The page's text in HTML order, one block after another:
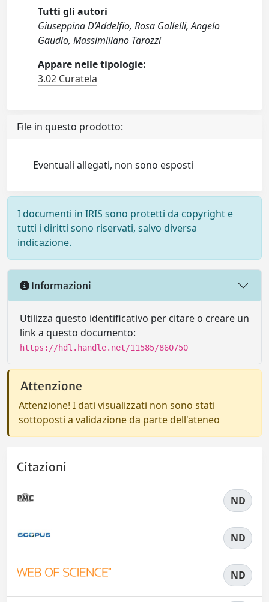
Tutti gli autori
Giuseppina D’Addelfio, Rosa Gallelli, Angelo
Gaudio, Massimiliano Tarozzi
Appare nelle tipologie:
3.02 Curatela
File in questo prodotto:
Eventuali allegati, non sono esposti
I documenti in IRIS sono protetti da copyright e
tutti i diritti sono riservati, salvo diversa
indicazione.
Informazioni
Utilizza questo identificativo per citare o creare un
link a questo documento:
https://hdl.handle.net/11585/860750
Attenzione
Attenzione! I dati visualizzati non sono stati
sottoposti a validazione da parte dell'ateneo
Citazioni
ND
ND
ND